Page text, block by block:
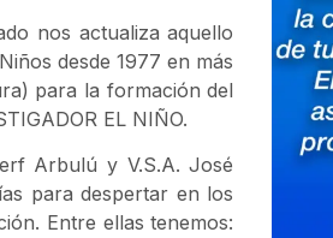
nos actualiza aquello
desde 1977 en más
para la formación del
EL NIÑO.
Arbulú y V.S.A. José
para despertar en los
Entre ellas tenemos: